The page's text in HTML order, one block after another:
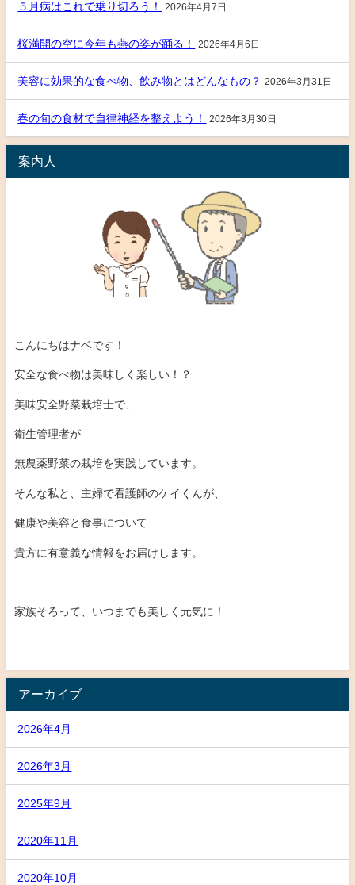
５月病はこれで乗り切ろう！ 2026年4月7日
桜満開の空に今年も燕の姿が踊る！ 2026年4月6日
美容に効果的な食べ物、飲み物とはどんなもの？ 2026年3月31日
春の旬の食材で自律神経を整えよう！ 2026年3月30日
案内人
こんにちはナベです！
安全な食べ物は美味しく楽しい！？
美味安全野菜栽培士で、
衛生管理者が
無農薬野菜の栽培を実践しています。
そんな私と、主婦で看護師のケイくんが、
健康や美容と食事について
貴方に有意義な情報をお届けします。
家族そろって、いつまでも美しく元気に！
アーカイブ
2026年4月
2026年3月
2025年9月
2020年11月
2020年10月